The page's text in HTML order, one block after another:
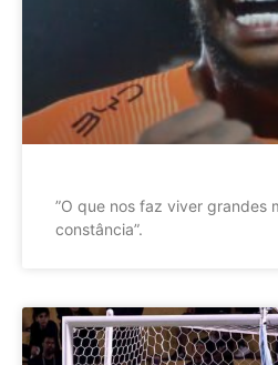
”O que nos faz viver grandes
constância”.